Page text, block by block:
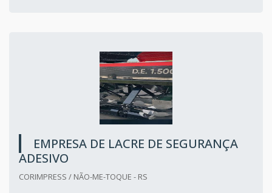
EMPRESA DE LACRE DE SEGURANÇA
ADESIVO
CORIMPRESS / NÃO-ME-TOQUE - RS